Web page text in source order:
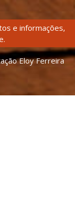
e informações,
Eloy Ferreira